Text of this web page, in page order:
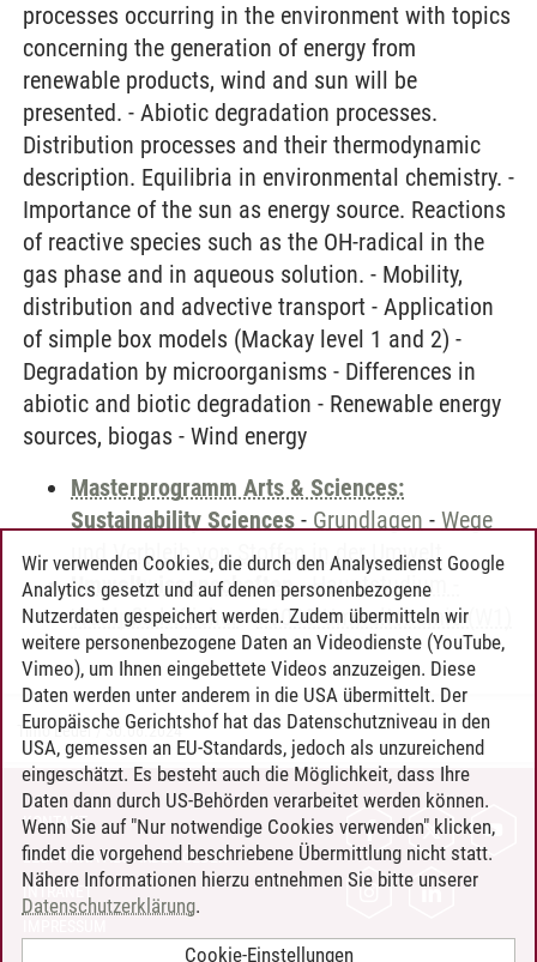
processes occurring in the environment with topics
concerning the generation of energy from
renewable products, wind and sun will be
presented. - Abiotic degradation processes.
Distribution processes and their thermodynamic
description. Equilibria in environmental chemistry. -
Importance of the sun as energy source. Reactions
of reactive species such as the OH-radical in the
gas phase and in aqueous solution. - Mobility,
distribution and advective transport - Application
of simple box models (Mackay level 1 and 2) -
Degradation by microorganisms - Differences in
abiotic and biotic degradation - Renewable energy
sources, biogas - Wind energy
Masterprogramm Arts & Sciences:
Sustainability Sciences - Grundlagen - Wege
und Verbleib von Stoffen in der Umwelt
Umweltwissenschaften-Hauptstudium -
Wahlpflichtfächer-76000 Umweltchemie (W1)
Timo Leder/30.06.2024
KONTAKT
LEUPHANA ALS ARBEITGEBER
INTRANET
Wir verwenden Cookies, die durch den Analysedienst Google
Analytics gesetzt und auf denen personenbezogene
Nutzerdaten gespeichert werden. Zudem übermitteln wir
weitere personenbezogene Daten an Videodienste (YouTube,
Vimeo), um Ihnen eingebettete Videos anzuzeigen. Diese
Daten werden unter anderem in die USA übermittelt. Der
Europäische Gerichtshof hat das Datenschutzniveau in den
USA, gemessen an EU-Standards, jedoch als unzureichend
eingeschätzt. Es besteht auch die Möglichkeit, dass Ihre
Daten dann durch US-Behörden verarbeitet werden können.
Wenn Sie auf "Nur notwendige Cookies verwenden" klicken,
findet die vorgehend beschriebene Übermittlung nicht statt.
Nähere Informationen hierzu entnehmen Sie bitte unserer
Datenschutzerklärung.
Cookie-Einstellungen